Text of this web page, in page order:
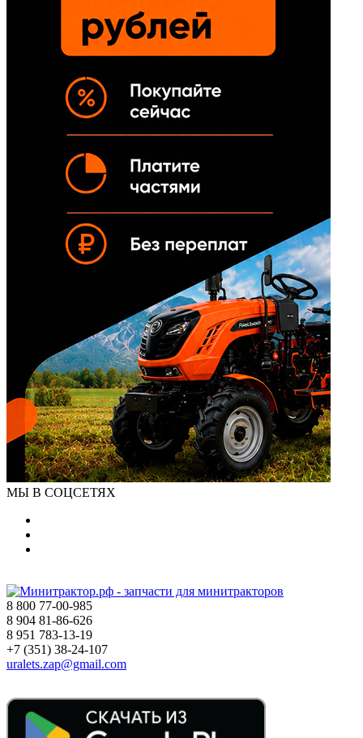
МЫ В СОЦСЕТЯХ
8 800 77-00-985
8 904 81-86-626
8 951 783-13-19
+7 (351) 38-24-107
uralets.zap@gmail.com